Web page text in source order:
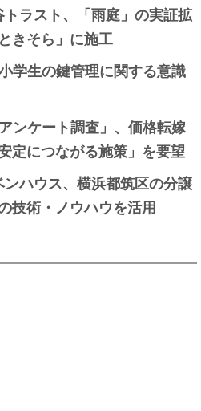
ラスト、「雨庭」の実証拡
きそら」に施工
学生の鍵管理に関する意識
ンケート調査」、価格転嫁
定につながる施策」を要望
ハウス、横浜都筑区の分譲
技術・ノウハウを活用